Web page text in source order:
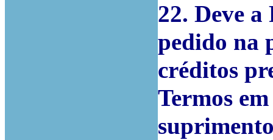
22. Deve
pedido na
créditos
Termos